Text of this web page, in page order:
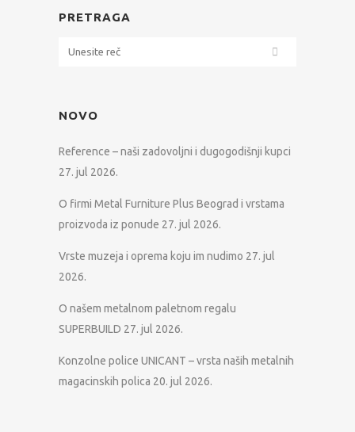
PRETRAGA
NOVO
Reference – naši zadovoljni i dugogodišnji kupci
27. jul 2026.
O firmi Metal Furniture Plus Beograd i vrstama
proizvoda iz ponude 27. jul 2026.
Vrste muzeja i oprema koju im nudimo 27. jul
2026.
O našem metalnom paletnom regalu
SUPERBUILD 27. jul 2026.
Konzolne police UNICANT – vrsta naših metalnih
magacinskih polica 20. jul 2026.